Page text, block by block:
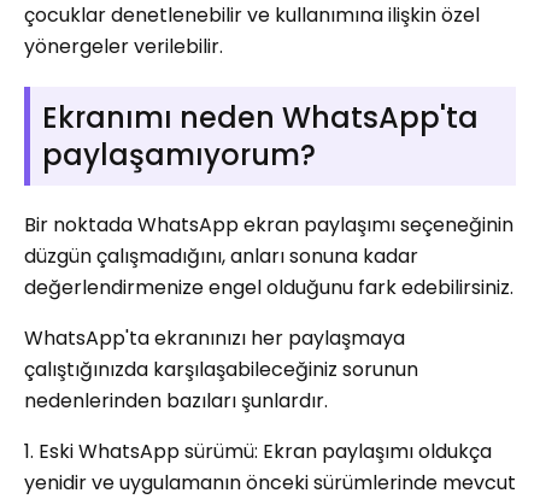
çocuklar denetlenebilir ve kullanımına ilişkin özel
yönergeler verilebilir.
Ekranımı neden WhatsApp'ta
paylaşamıyorum?
Bir noktada WhatsApp ekran paylaşımı seçeneğinin
düzgün çalışmadığını, anları sonuna kadar
değerlendirmenize engel olduğunu fark edebilirsiniz.
WhatsApp'ta ekranınızı her paylaşmaya
çalıştığınızda karşılaşabileceğiniz sorunun
nedenlerinden bazıları şunlardır.
1. Eski WhatsApp sürümü: Ekran paylaşımı oldukça
yenidir ve uygulamanın önceki sürümlerinde mevcut